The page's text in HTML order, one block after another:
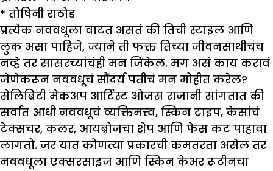
* तोषिनी राठोड
प्रत्येक नववधूला वाटत असतं की तिची स्टाइल आणि
लुक असा पाहिजे, ज्याने ती फक्त तिच्या जीवनसाथीचंच
नव्हे तर सासरच्यांचंही मन जिंकेल. मग असं काय करावं
जेणेकरून नववधूचं सौंदर्य पतीचं मन मोहीत करेल?
सेलिब्रिटी मेकअप आर्टिस्ट ओजस राजानी सांगतात की
सर्वात आधी नववधूचं व्यक्तिमत्त्व, स्किन टाइप, केसांचं
टेक्सचर, कलर, आयब्रोजचा शेप आणि फेस कट पाहावा
लागतो. जर यात कोणत्या प्रकारची कमतरता असेल तर
नववधूला एक्सरसाइज आणि स्किन केअर रूटीनचा